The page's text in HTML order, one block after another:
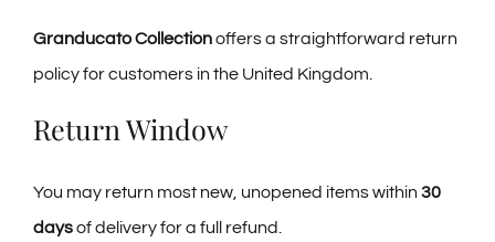
Shop
Informazioni
Granducato Collectionoffers a straightforward return
policy for customers in the United Kingdom.
Return Window
You may return most new, unopened items within 30
daysof delivery for a full refund.